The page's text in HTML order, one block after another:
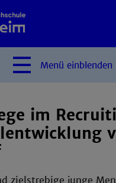
Menü einblenden
im
zielstrebige junge